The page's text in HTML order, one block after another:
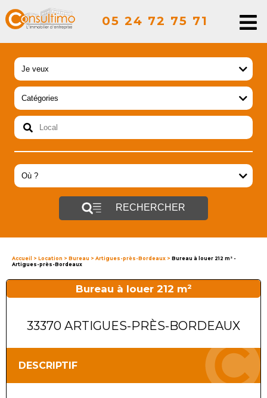
05 24 72 75 71
RECHERCHER
Accueil > Location > Bureau > Artigues-près-Bordeaux > Bureau à louer 212 m² -
Artigues-près-Bordeaux
Bureau à louer 212 m²
33370 ARTIGUES-PRÈS-BORDEAUX
DESCRIPTIF